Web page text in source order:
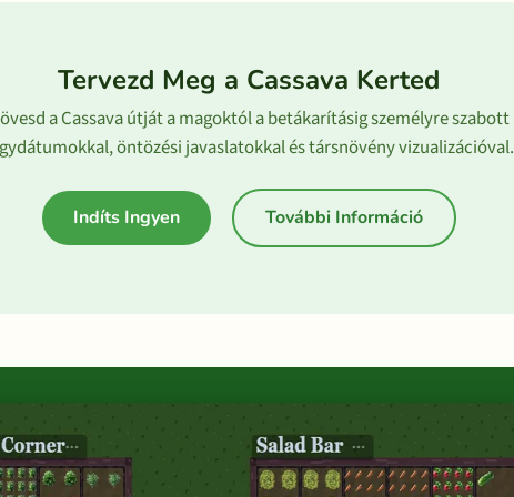
Tervezd Meg a Cassava Kerted
a Cassava útját a magoktól a betákarításig személyre szabott
öntözési javaslatokkal és társnövény vizualizációval.
Indíts Ingyen További Információ